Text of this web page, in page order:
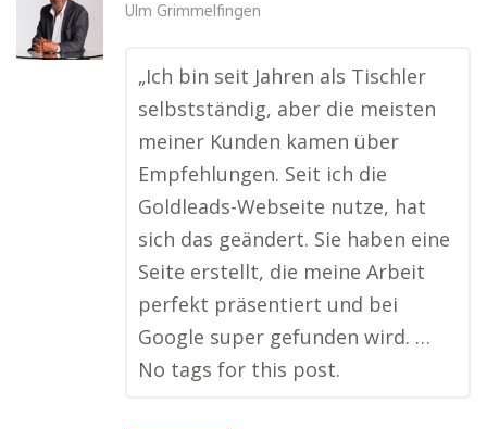
Ulm Grimmelfingen
„Ich bin seit Jahren als Tischler
selbstständig, aber die meisten
meiner Kunden kamen über
Empfehlungen. Seit ich die
Goldleads-Webseite nutze, hat
sich das geändert. Sie haben eine
Seite erstellt, die meine Arbeit
perfekt präsentiert und bei
Google super gefunden wird. …
No tags for this post.